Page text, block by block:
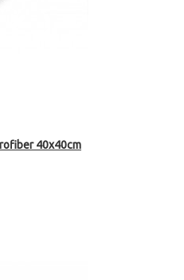
40x40cm